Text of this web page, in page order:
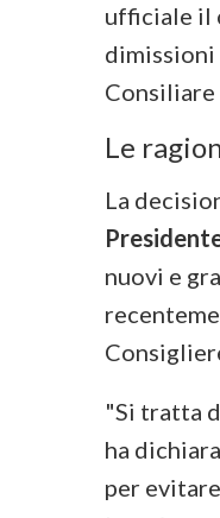
ufficiale il
dimissioni
Le
La
nuovi e
"Si tratta
ha
per